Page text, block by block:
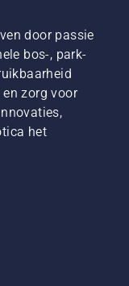
door passie
bos-, park-
zorg voor
het